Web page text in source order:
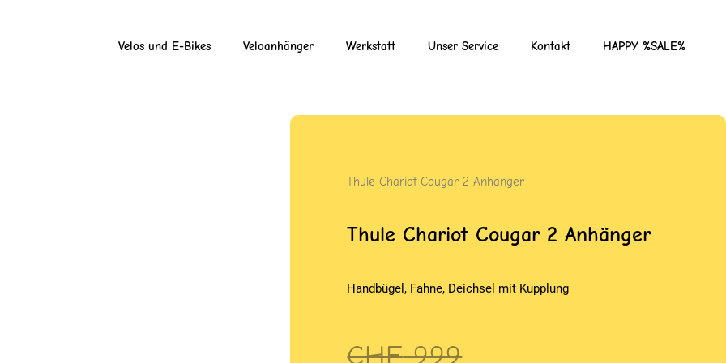
Velos und E-Bikes Veloanhänger Werkstatt Unser Service Kontakt HAPPY %SALE%
Thule Chariot Cougar 2 Anhänger
Thule Chariot Cougar 2 Anhänger
Handbügel, Fahne, Deichsel mit Kupplung
CHF999
Ursprünglicher
Aktueller